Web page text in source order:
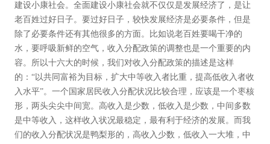
建设小康社会。全面建设小康社会就不仅仅是发展经济了，是让
老百姓过好日子。要过好日子，较快发展经济是必要条件，但是
除了必要条件还有其他很多的方面。比如说老百姓要喝干净的
水，要呼吸新鲜的空气，收入分配政策的调整也是一个重要的内
容。所以十六大的时候，我们对收入分配政策的描述是这样
的：“以共同富裕为目标，扩大中等收入者比重，提高低收入者收
入水平”。一个国家居民收入分配状况比较合理，应该是一个枣核
形，两头尖尖中间宽。高收入是少数，低收入是少数，中间多数
是中等收入，这样收入状况最稳定，最有利于经济的发展。而我
们的收入分配状况是鸭梨形的，高收入少数，低收入一大堆，中